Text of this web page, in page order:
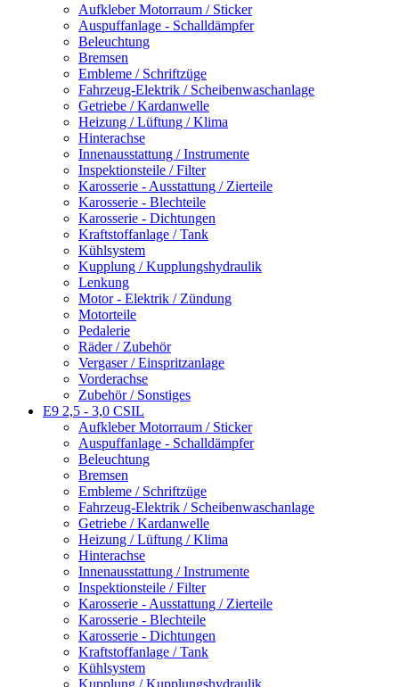
Aufkleber Motorraum / Sticker
Auspuffanlage - Schalldämpfer
Beleuchtung
Bremsen
Embleme / Schriftzüge
Fahrzeug-Elektrik / Scheibenwaschanlage
Getriebe / Kardanwelle
Heizung / Lüftung / Klima
Hinterachse
Innenausstattung / Instrumente
Inspektionsteile / Filter
Karosserie - Ausstattung / Zierteile
Karosserie - Blechteile
Karosserie - Dichtungen
Kraftstoffanlage / Tank
Kühlsystem
Kupplung / Kupplungshydraulik
Lenkung
Motor - Elektrik / Zündung
Motorteile
Pedalerie
Räder / Zubehör
Vergaser / Einspritzanlage
Vorderachse
Zubehör / Sonstiges
E9 2,5 - 3,0 CSIL
Aufkleber Motorraum / Sticker
Auspuffanlage - Schalldämpfer
Beleuchtung
Bremsen
Embleme / Schriftzüge
Fahrzeug-Elektrik / Scheibenwaschanlage
Getriebe / Kardanwelle
Heizung / Lüftung / Klima
Hinterachse
Innenausstattung / Instrumente
Inspektionsteile / Filter
Karosserie - Ausstattung / Zierteile
Karosserie - Blechteile
Karosserie - Dichtungen
Kraftstoffanlage / Tank
Kühlsystem
Kupplung / Kupplungshydraulik